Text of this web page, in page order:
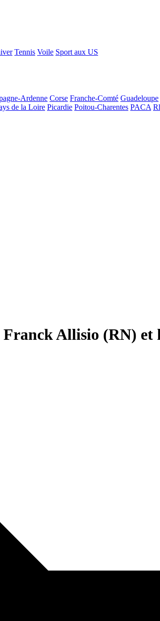
Tennis Voile Sport aux US
Ardenne Corse Franche-Comté Guadeloupe
de la Loire Picardie Poitou-Charentes PACA
Allisio (RN) et